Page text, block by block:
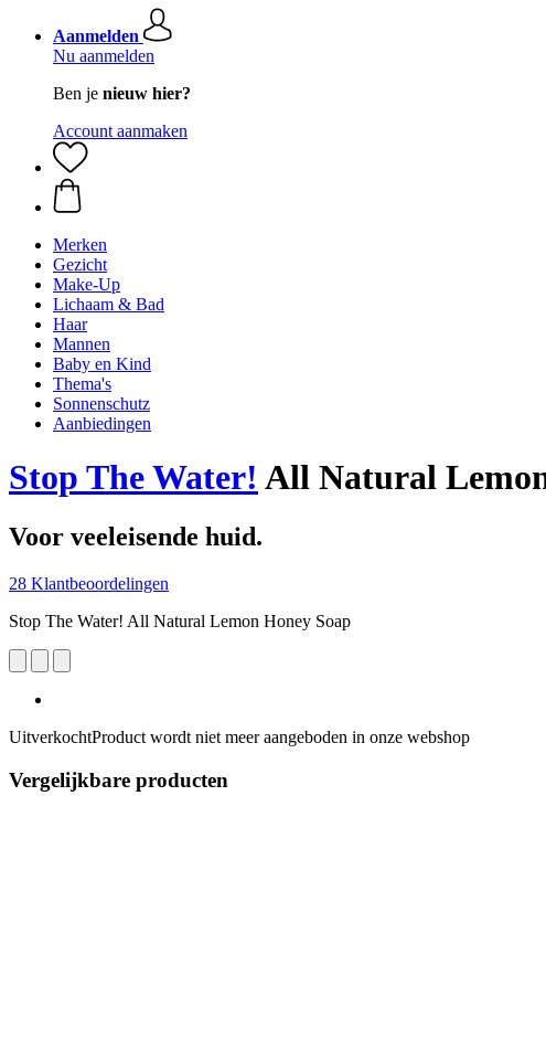
Aanmelden
Nu aanmelden
Ben je nieuw hier?
Account aanmaken
Merken
Gezicht
Make-Up
Lichaam & Bad
Haar
Mannen
Baby en Kind
Thema's
Sonnenschutz
Aanbiedingen
Stop The Water! All Natural
Voor veeleisende huid.
28 Klantbeoordelingen
Stop The Water! All Natural Lemon Honey Soap
UitverkochtProduct wordt niet meer aangeboden in onze webshop
Vergelijkbare producten